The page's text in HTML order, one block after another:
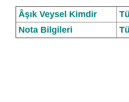
Âşık Veysel Kimdir
Nota Bilgileri